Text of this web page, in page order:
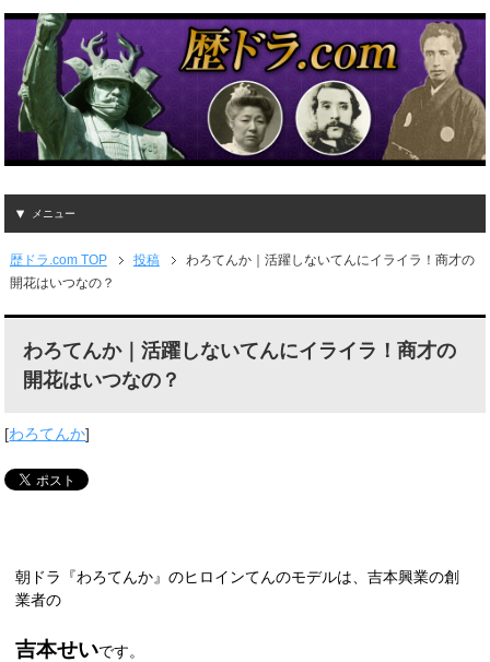
メニュー
歴ドラ.com TOP 投稿
わろてんか｜活躍しないてんにイライラ！商才の
開花はいつなの？
わろてんか｜活躍しないてんにイライラ！商才の
開花はいつなの？
[わろてんか]
朝ドラ『わろてんか』のヒロインてんのモデルは、吉本興業の創
業者の
吉本せいです。